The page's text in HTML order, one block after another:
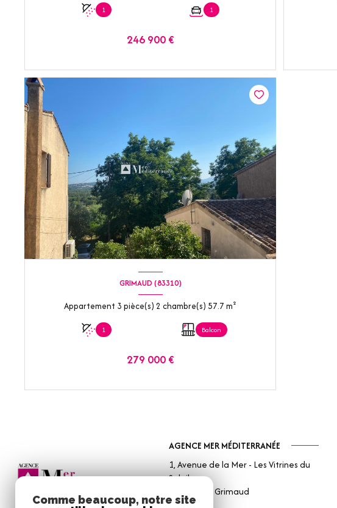
1 1
246 900 €
VOIR LE BIEN
GRIMAUD (83310)
Appartement 3 pièce(s) 2 chambre(s) 57.7 m²
1 Balcon
279 000 €
VOIR LE BIEN
AGENCE MER MÉDITERRANÉE
1, Avenue de la Mer - Les Vitrines du
Soleil
Port Grimaud
Comme beaucoup, notre site